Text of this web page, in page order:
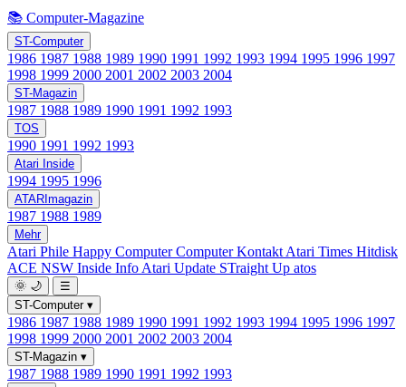
📚 Computer-Magazine
ST-Computer
1986 1987 1988 1989 1990 1991 1992 1993 1994 1995 1996 1997
1998 1999 2000 2001 2002 2003 2004
ST-Magazin
1987 1988 1989 1990 1991 1992 1993
TOS
1990 1991 1992 1993
Atari Inside
1994 1995 1996
ATARImagazin
1987 1988 1989
Mehr
Atari Phile Happy ComputerComputer Kontakt Atari Times Hitdisk
ACE NSW Inside Info Atari Update STraight Up atos
🌞 🌙
☰
ST-Computer ▾
1986 1987 1988 1989 1990 1991 1992 1993 1994 1995 1996 1997
1998 1999 2000 2001 2002 2003 2004
ST-Magazin ▾
1987 1988 1989 1990 1991 1992 1993